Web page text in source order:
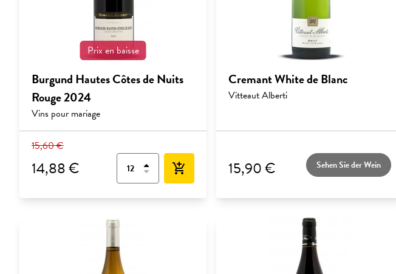
Prix en baisse
Burgund Hautes Côtes de Nuits
Rouge 2024
Vins pour mariage
15,60 €
14,88 € add_shopping_cart
Cremant White de Blanc
Vitteaut Alberti
15,90 € Sehen Sie der Wein